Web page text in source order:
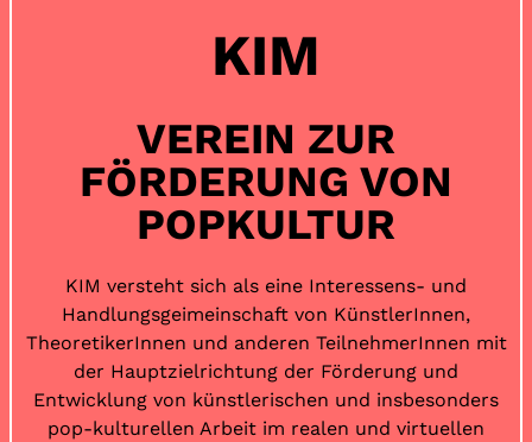
KIM
VEREIN ZUR
FÖRDERUNG VON
POPKULTUR
KIM versteht sich als eine Interessens- und
Handlungsgeimeinschaft von KünstlerInnen,
TheoretikerInnen und anderen TeilnehmerInnen mit
der Hauptzielrichtung der Förderung und
Entwicklung von künstlerischen und insbesonders
pop-kulturellen Arbeit im realen und virtuellen